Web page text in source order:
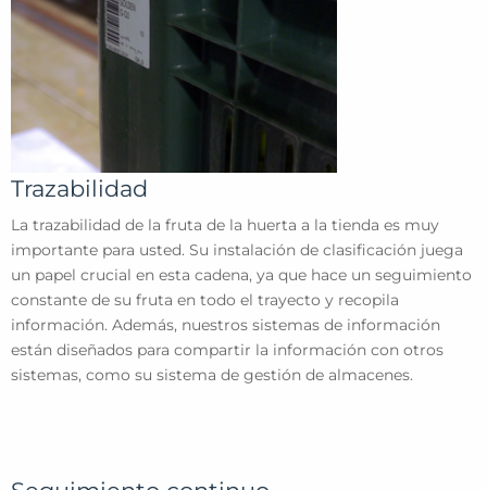
Trazabilidad
La trazabilidad de la fruta de la huerta a la tienda es muy
importante para usted. Su instalación de clasificación juega
un papel crucial en esta cadena, ya que hace un seguimiento
constante de su fruta en todo el trayecto y recopila
información. Además, nuestros sistemas de información
están diseñados para compartir la información con otros
sistemas, como su sistema de gestión de almacenes.